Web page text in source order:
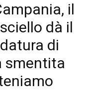
il
dà il
di
smentita